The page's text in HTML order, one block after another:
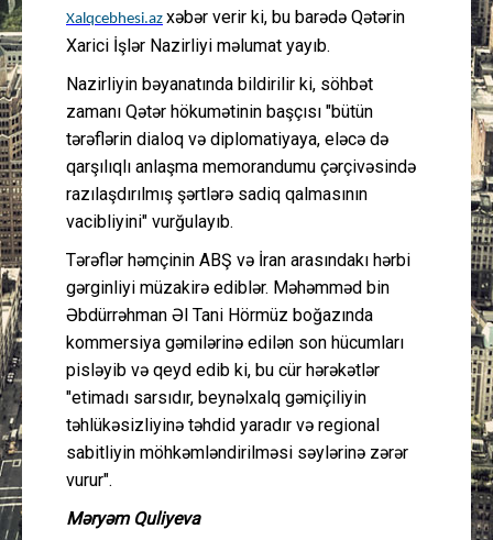
Xalqcebhesi.az xəbər verir ki, bu barədə Qətərin
Xarici İşlər Nazirliyi məlumat yayıb.
Nazirliyin bəyanatında bildirilir ki, söhbət
zamanı Qətər hökumətinin başçısı "bütün
tərəflərin dialoq və diplomatiyaya, eləcə də
qarşılıqlı anlaşma memorandumu çərçivəsində
razılaşdırılmış şərtlərə sadiq qalmasının
vacibliyini" vurğulayıb.
Tərəflər həmçinin ABŞ və İran arasındakı hərbi
gərginliyi müzakirə ediblər. Məhəmməd bin
Əbdürrəhman Əl Tani Hörmüz boğazında
kommersiya gəmilərinə edilən son hücumları
pisləyib və qeyd edib ki, bu cür hərəkətlər
"etimadı sarsıdır, beynəlxalq gəmiçiliyin
təhlükəsizliyinə təhdid yaradır və regional
sabitliyin möhkəmləndirilməsi səylərinə zərər
vurur".
Məryəm Quliyeva